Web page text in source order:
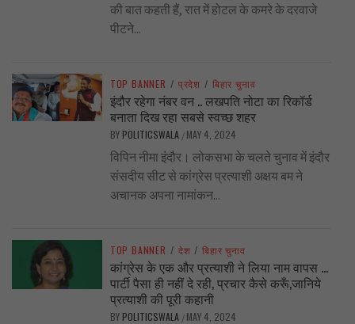
की बात कहती हैं, रात में होटल के कमरे के दरवाजे
पीटने...
TOP BANNER / प्रदेश / बिहार चुनाव
इंदौर रहेगा नंबर वन .. लखपति नोटा का रिकॉर्ड
बनाता दिख रहा सबसे स्वच्छ शहर
BY POLITICSWALA / MAY 4, 2024
विपिन नीमा इंदौर। लोकसभा के चलते चुनाव में इंदौर
संसदीय सीट से कांग्रेस प्रत्याशी अक्षय बम ने
अचानक अपना नामांकन...
TOP BANNER / देश / बिहार चुनाव
कांग्रेस के एक और प्रत्याशी ने लिया नाम वापस …
पार्टी पैसा ही नहीं दे रही, प्रचार कैसे करूँ,जानिये
प्रत्याशी की पूरी कहानी
BY POLITICSWALA / MAY 4, 2024